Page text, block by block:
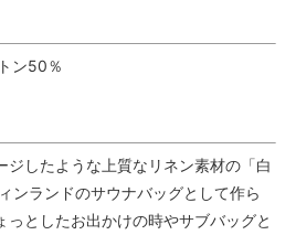
ン50％
ジしたような上質なリネン素材の「白
ンランドのサウナバッグとして作ら
っとしたお出かけの時やサブバッグと